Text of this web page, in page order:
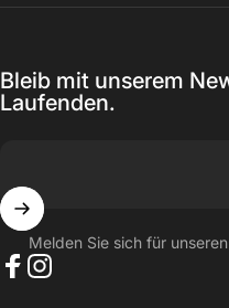
Bleib mit unserem
Laufenden.
Melden Sie sich für